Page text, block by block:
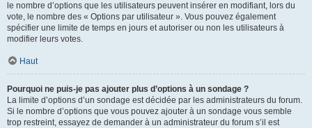
le nombre d’options que les utilisateurs peuvent insérer en modifiant, lors du
vote, le nombre des « Options par utilisateur ». Vous pouvez également
spécifier une limite de temps en jours et autoriser ou non les utilisateurs à
modifier leurs votes.
Haut
Pourquoi ne puis-je pas ajouter plus d’options à un sondage ?
La limite d’options d’un sondage est décidée par les administrateurs du forum.
Si le nombre d’options que vous pouvez ajouter à un sondage vous semble
trop restreint, essayez de demander à un administrateur du forum s’il est